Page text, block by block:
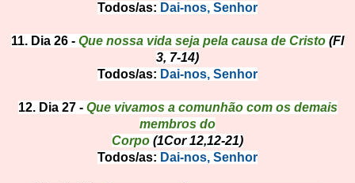
Todos/as: Dai-nos, Senhor
11. Dia 26 - Que nossa vida seja pela causa de Cristo (Fl
3, 7-14)
Todos/as: Dai-nos, Senhor
12. Dia 27 - Que vivamos a comunhão com os demais
membros do
Corpo (1Cor 12,12-21)
Todos/as: Dai-nos, Senhor